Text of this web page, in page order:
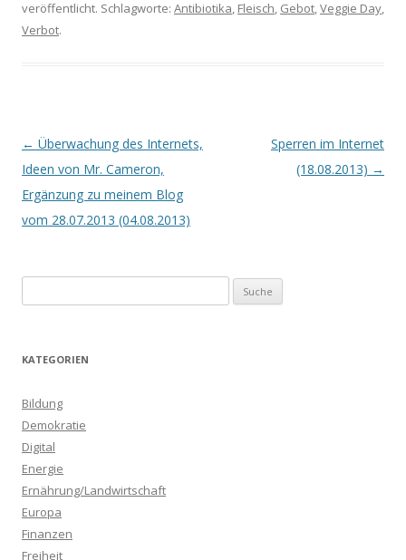
veröffentlicht. Schlagworte: Antibiotika, Fleisch, Gebot,Veggie Day,
Verbot.
Beitrags-
Navigation
← Überwachung des Internets,
Ideen von Mr. Cameron,
Ergänzung zu meinem Blog
vom 28.07.2013 (04.08.2013)
Sperren im Internet
(18.08.2013) →
u
h
n
a
c
h
:
KATEGORIEN
Bildung
Demokratie
Digital
Energie
Ernährung/Landwirtschaft
Europa
Finanzen
Freiheit